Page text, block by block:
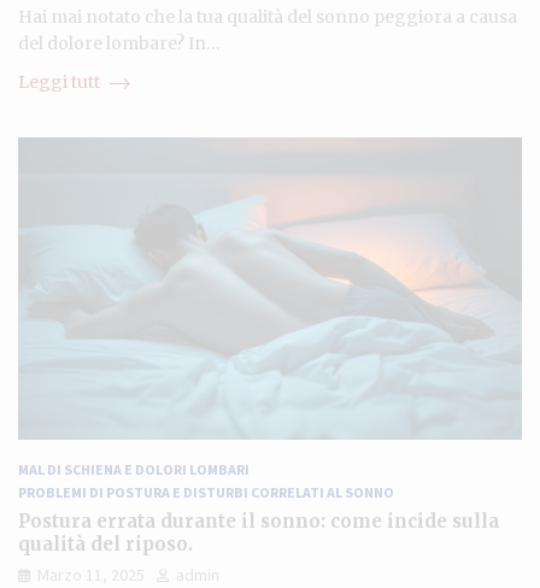
Hai mai notato che la tua qualità del sonno peggiora a causa
del dolore lombare? In…
Leggi tutt
MAL DI SCHIENA E DOLORI LOMBARI
PROBLEMI DI POSTURA E DISTURBI CORRELATI AL SONNO
Postura errata durante il sonno: come incide sulla
qualità del riposo.
Marzo 11, 2025
admin